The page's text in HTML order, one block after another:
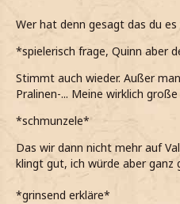
Wer hat denn gesagt das du
*spielerisch frage, Quinn aber
Stimmt auch wieder. Außer
Pralinen-... Meine wirklich große
*schmunzele*
Das wir dann nicht mehr auf
klingt gut, ich würde aber ganz
*grinsend erkläre*